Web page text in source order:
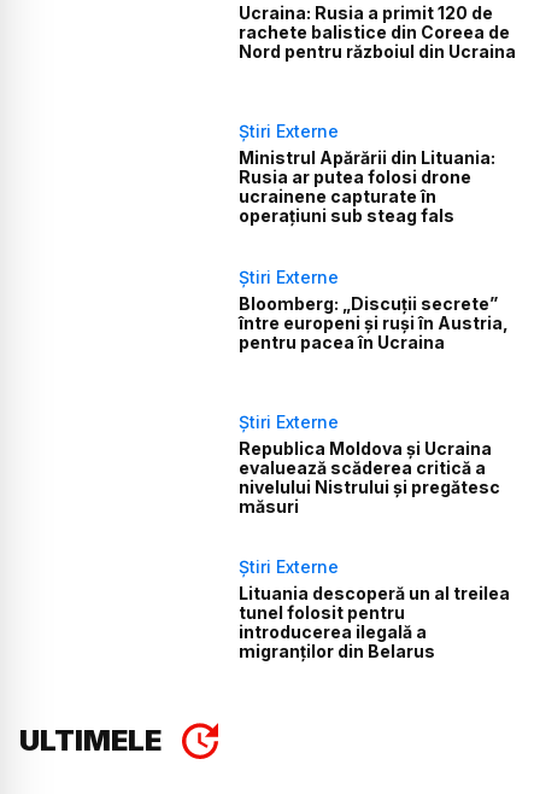
Ucraina: Rusia a primit 120 de
rachete balistice din Coreea de
Nord pentru războiul din Ucraina
Știri Externe
Ministrul Apărării din Lituania:
Rusia ar putea folosi drone
ucrainene capturate în
operațiuni sub steag fals
Știri Externe
Bloomberg: „Discuții secrete”
între europeni și ruși în Austria,
pentru pacea în Ucraina
Știri Externe
Republica Moldova și Ucraina
evaluează scăderea critică a
nivelului Nistrului și pregătesc
măsuri
Știri Externe
Lituania descoperă un al treilea
tunel folosit pentru
introducerea ilegală a
migranților din Belarus
ULTIMELE